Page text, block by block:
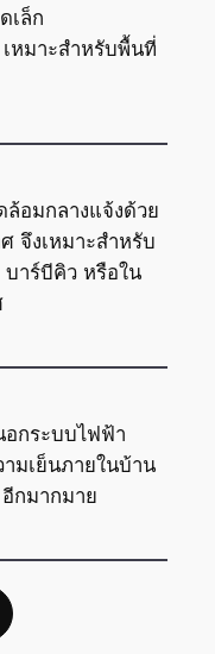
เล็ก
หมาะสำหรับพื้นที่
อมกลางแจ้งด้วย
จึงเหมาะสำหรับ
บาร์บีคิว หรือใน
อกระบบไฟฟ้า
มเย็นภายในบ้าน
กมากมาย